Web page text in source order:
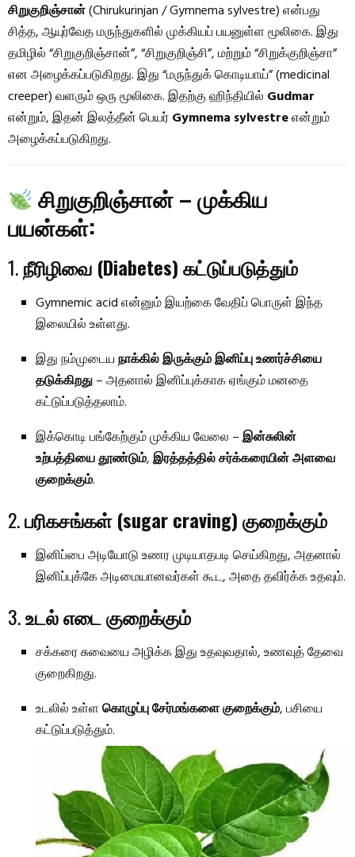
சிறுகுறிஞ்சான்(Chirukurinjan / Gymnema sylvestre) என்பது
சித்த, ஆயுர்வேத மருந்துகளில் முக்கியப் பயனுள்ள மூலிகை. இது
தமிழில் “சிறுகுறிஞ்சான்”, “சிறுகுறிஞ்சி”, மற்றும் “சிறுக்குறிஞ்சா”
என அழைக்கப்படுகிறது. இது “மருந்துக் கொடியாய்” (medicinal
creeper) வளரும் ஒரு மூலிகை. இதற்கு ஹிந்தியில் Gudmar
என்றும், இதன் இலத்தீன் பெயர்Gymnema sylvestreஎன்றும்
அழைக்கப்படுகிறது.
சிறுகுறிஞ்சான் – முக்கிய
பயன்கள்:
1.நீரிழிவை (Diabetes) கட்டுப்படுத்தும்
Gymnemic acid என்னும் இயற்கை வேதிப் பொருள் இந்த
இலையில் உள்ளது.
இது நம்முடையநாக்கில் இருக்கும் இனிப்பு உணர்ச்சியை
தடுக்கிறது– அதனால் இனிப்புக்காக ஏங்கும் மனதை
கட்டுப்படுத்தலாம்.
இக்கொடி பங்கேற்கும் முக்கிய வேலை –இன்சுலின்
உற்பத்தியை தூண்டும்,இரத்தத்தில் சர்க்கரையின் அளவை
குறைக்கும்.
2.பரிகசங்கள் (sugar craving) குறைக்கும்
இனிப்பை அடியோடு உணர முடியாதபடி செய்கிறது, அதனால்
இனிப்புக்கே அடிமையானவர்கள் கூட, அதை தவிர்க்க உதவும்.
3.உடல் எடை குறைக்கும்
சக்கரை சுவையை அழிக்க இது உதவுவதால், உணவுத் தேவை
குறைகிறது.
உடலில் உள்ளகொழுப்பு சேர்மங்களை குறைக்கும், பசியை
கட்டுப்படுத்தும்.